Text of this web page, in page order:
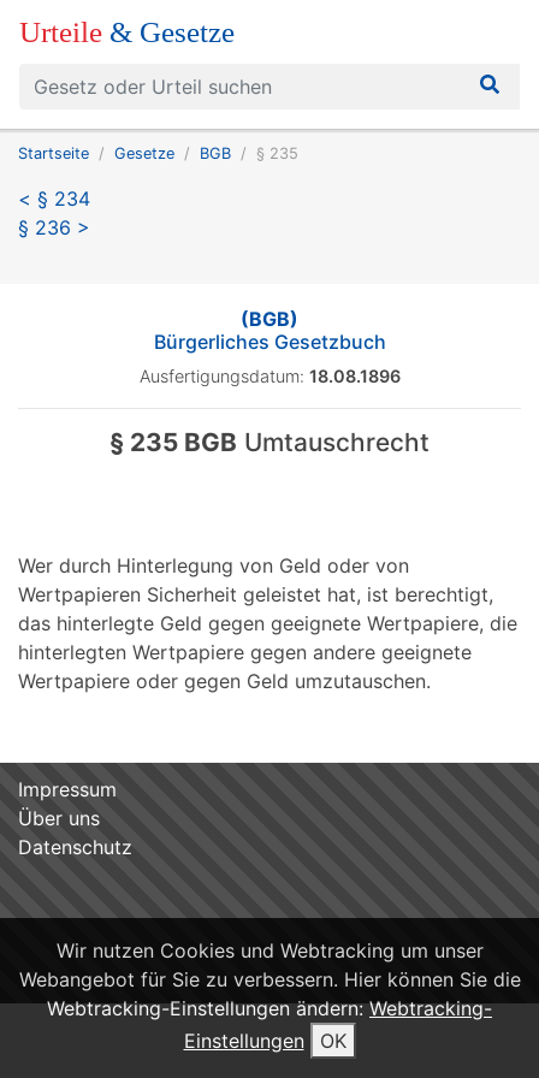
Urteile & Gesetze
Startseite Gesetze BGB § 235
< § 234
§ 236 >
(BGB)
Bürgerliches Gesetzbuch
Ausfertigungsdatum: 18.08.1896
§ 235 BGB Umtauschrecht
Wer durch Hinterlegung von Geld oder von
Wertpapieren Sicherheit geleistet hat, ist berechtigt,
das hinterlegte Geld gegen geeignete Wertpapiere, die
hinterlegten Wertpapiere gegen andere geeignete
Wertpapiere oder gegen Geld umzutauschen.
Wir nutzen Cookies und Webtracking um unser
Webangebot für Sie zu verbessern. Hier können Sie die
Webtracking-Einstellungen ändern: Webtracking-
Einstellungen
OK
Impressum
Über uns
Datenschutz